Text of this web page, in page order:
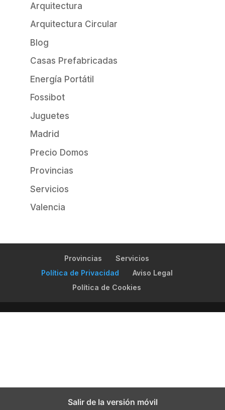
Arquitectura
Arquitectura Circular
Blog
Casas Prefabricadas
Energía Portátil
Fossibot
Juguetes
Madrid
Precio Domos
Provincias
Servicios
Valencia
Provincias
Servicios
Política de Privacidad
Aviso Legal
Política de Cookies
Salir de la versión móvil